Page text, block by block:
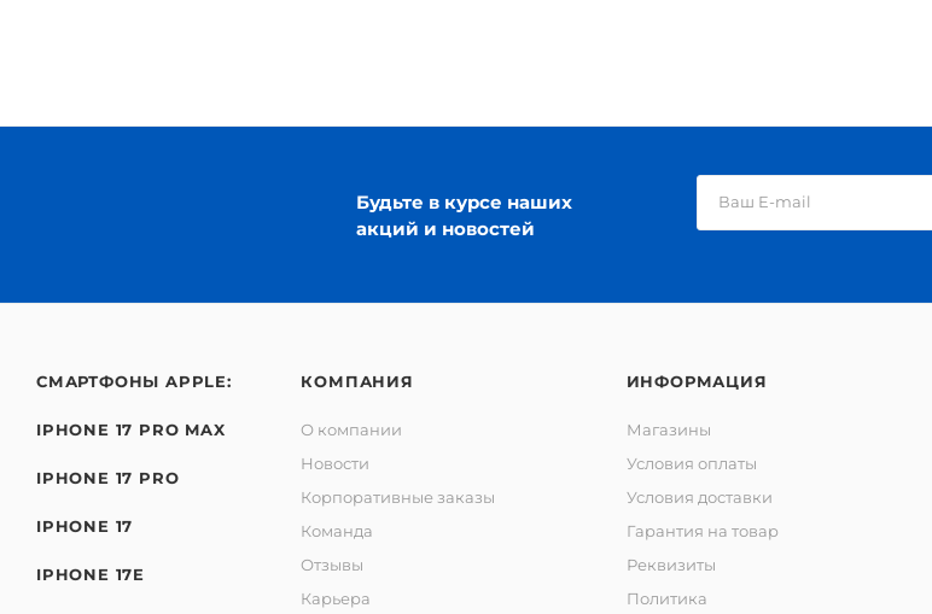
Будьте в курсе наших
акций и новостей
СМАРТФОНЫ APPLE:
IPHONE 17 PRO MAX
IPHONE 17 PRO
IPHONE 17
IPHONE 17E
КОМПАНИЯ
О компании
Новости
Корпоративные заказы
Команда
Отзывы
Карьера
ИНФОРМАЦИЯ
Магазины
Условия оплаты
Условия доставки
Гарантия на товар
Реквизиты
Политика